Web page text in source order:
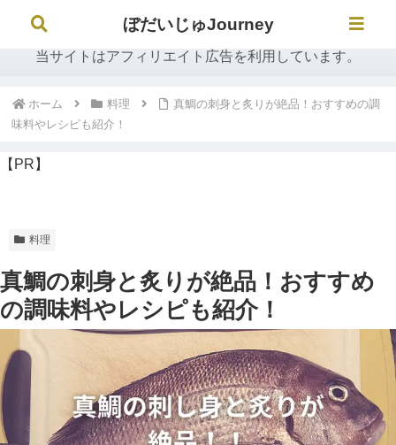
ぼだいじゅJourney
当サイトはアフィリエイト広告を利用しています。
ホーム 料理
真鯛の刺身と炙りが絶品！おすすめの調
味料やレシピも紹介！
【PR】
料理
真鯛の刺身と炙りが絶品！おすすめ
の調味料やレシピも紹介！
ぼだいじゅJourney